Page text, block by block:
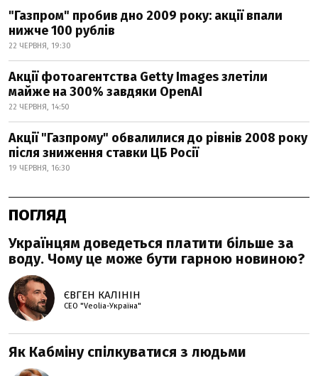
"Газпром" пробив дно 2009 року: акції впали
нижче 100 рублів
22 ЧЕРВНЯ, 19:30
Акції фотоагентства Getty Images злетіли
майже на 300% завдяки OpenAI
22 ЧЕРВНЯ, 14:50
Акції "Газпрому" обвалилися до рівнів 2008 року
після зниження ставки ЦБ Росії
19 ЧЕРВНЯ, 16:30
ПОГЛЯД
Українцям доведеться платити більше за
воду. Чому це може бути гарною новиною?
ЄВГЕН КАЛІНІН
СЕО "Veolia-Україна"
Як Кабміну спілкуватися з людьми